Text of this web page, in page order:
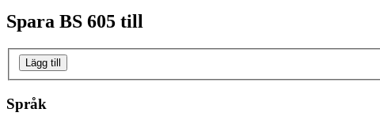
Spara BS 605 till
Lägg till
Språk